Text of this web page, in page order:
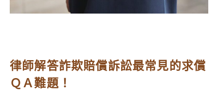
律師解答詐欺賠償訴訟最常見的求償
ＱＡ難題！